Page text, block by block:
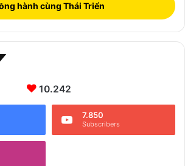
hành cùng Thái Triển
10.242
7.850
Subscribers